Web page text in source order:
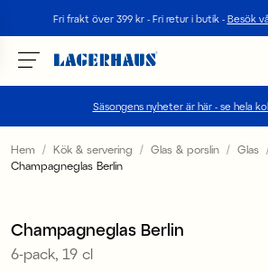
Fri frakt över 399 kr - Fri retur i butik - Besök
Säsongens nyheter är här - se hela
Välj språk / valuta
NO / NKR
Hem Kök & servering Glas & porslin
Glas
Champagneglas Berlin
Champagneglas Berlin
6-pack, 19 cl